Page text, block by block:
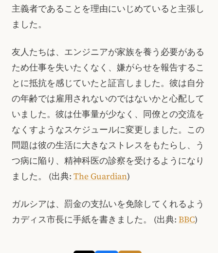
主義者であることを理由にいじめていると主張し
ました。
友人たちは、エンジニアが家族を養う必要がある
ため仕事を失いたくなく、嫌がらせを報告するこ
とに抵抗を感じていたと証言しました。彼は自分
の年齢では雇用されないのではないかと心配して
いました。彼は仕事量が少なく、同僚との交流を
なくすようなスケジュールに変更しました。この
問題は彼の生活に大きなストレスをもたらし、う
つ病に陥り、精神科医の診察を受けるようになり
ました。 (出典: The Guardian)
ガルシアは、罰金の支払いを免除してくれるよう
カディス市長に手紙を書きました。 (出典: BBC)